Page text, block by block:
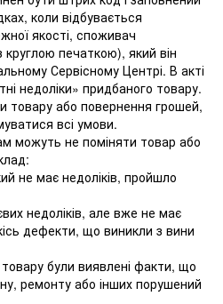
коли відбувається
якості, споживач
печаткою), який він
Сервісному Центрі. В акті
недоліки» придбаного товару.
товару або повернення грошей,
всі умови.
можуть не поміняти товар або
не має недоліків, пройшло
недоліків, але вже не має
дефекти, що виникли з вини
товару були виявлені факти, що
ремонту або інших порушений